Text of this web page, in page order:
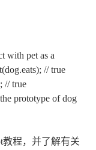
with pet as a
// true
// true
prototype of dog
教程，并了解有关